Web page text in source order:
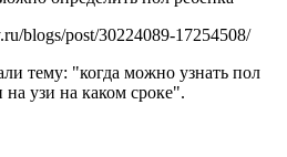
blogs/post/30224089-17254508/
тему: "когда можно узнать пол
узи на каком сроке".